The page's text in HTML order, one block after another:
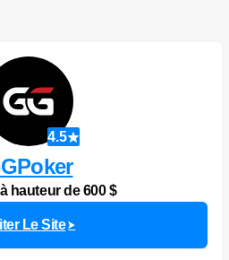
4.5
hauteur de 600 $
Le Site